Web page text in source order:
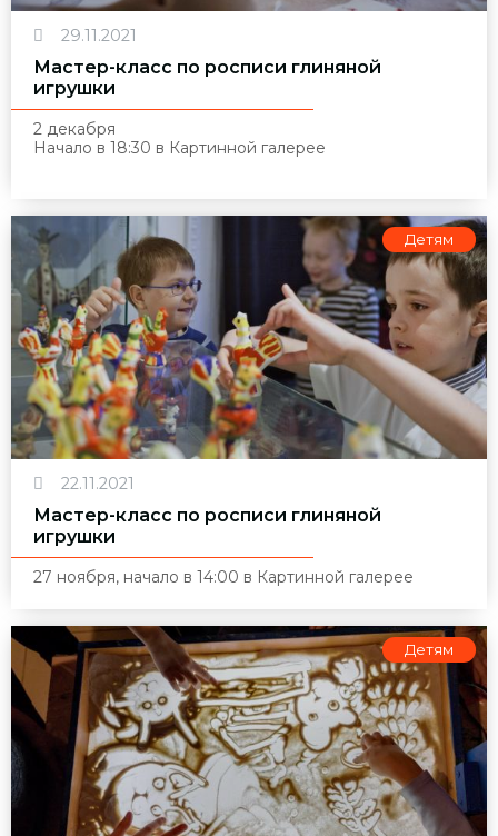
29.11.2021
Мастер-класс по росписи глиняной
игрушки
2 декабря
Начало в 18:30 в Картинной галерее
Детям
22.11.2021
Мастер-класс по росписи глиняной
игрушки
27 ноября, начало в 14:00 в Картинной галерее
Детям